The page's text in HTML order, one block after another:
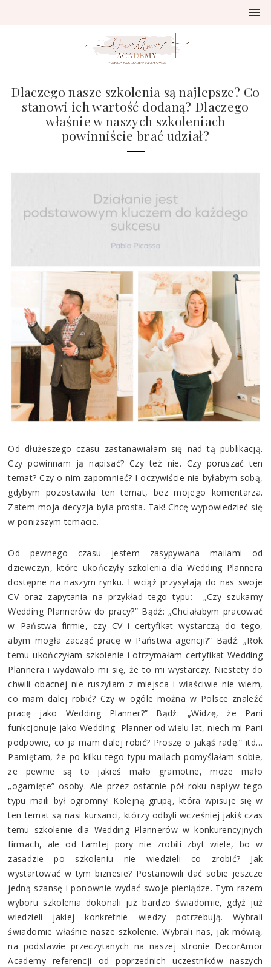
Dlaczego nasze szkolenia są najlepsze? Co
stanowi ich wartość dodaną? Dlaczego
właśnie w naszych szkoleniach
powinniście brać udział?
Od dłużeszego czasu zastanawiałam się nad tą publikacją.
Czy powinnam ją napisać? Czy też nie. Czy poruszać ten
temat? Czy o nim zapomnieć? I oczywiście nie byłabym sobą,
gdybym pozostawiła ten temat, bez mojego komentarza.
Zatem moja decyzja była prosta. Tak! Chcę wypowiedzieć się
w poniższym temacie.
Od pewnego czasu jestem zasypywana mailami od
dziewczyn, które ukończyły szkolenia dla Wedding Plannera
dostępne na naszym rynku. I wciąż przysyłają do nas swoje
CV oraz zapytania na przykład tego typu: „Czy szukamy
Wedding Plannerów do pracy?” Bądź: „Chciałabym pracować
w Państwa firmie, czy CV i certyfikat wystarczą do tego,
abym mogła zacząć pracę w Państwa agencji?” Bądź: „Rok
temu ukończyłam szkolenie i otrzymałam certyfikat Wedding
Plannera i wydawało mi się, że to mi wystarczy. Niestety do
chwili obacnej nie ruszyłam z miejsca i właściwie nie wiem,
co mam dalej robić? Czy w ogóle można w Polsce znaleźć
pracę jako Wedding Planner?” Bądź: „Widzę, że Pani
funkcjonuje jako Wedding Planner od wielu lat, niech mi Pani
podpowie, co ja mam dalej robić? Proszę o jakąś radę.” itd…
Pamiętam, że po kilku tego typu mailach pomyślałam sobie,
że pewnie są to jakieś mało gramotne, może mało
„ogarnięte” osoby. Ale przez ostatnie pół roku napływ tego
typu maili był ogromny! Kolejną grupą, która wpisuje się w
ten temat są nasi kursanci, którzy odbyli wcześniej jakiś czas
temu szkolenie dla Wedding Plannerów w konkurencyjnych
firmach, ale od tamtej pory nie zrobili zbyt wiele, bo w
zasadzie po szkoleniu nie wiedzieli co zrobić? Jak
wystartować w tym biznesie? Postanowili dać sobie jeszcze
jedną szansę i ponownie wydać swoje pieniądze. Tym razem
wyboru szkolenia dokonali już bardzo świadomie, gdyż już
wiedzieli jakiej konkretnie wiedzy potrzebują. Wybrali
świadomie właśnie nasze szkolenie. Wybrali nas, jak mówią,
na podstawie przeczytanych na naszej stronie DecorAmor
Academy referencji od poprzednich uczestników naszych